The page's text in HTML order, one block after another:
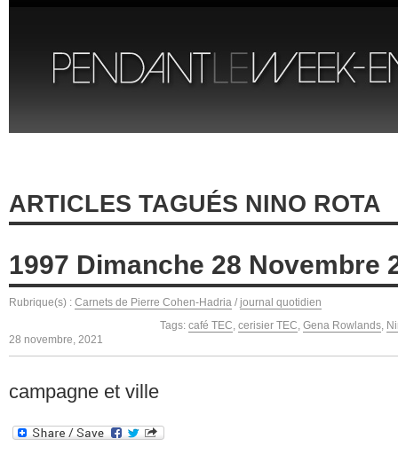
ARTICLES TAGUÉS NINO ROTA
1997 Dimanche 28 Novembre
Rubrique(s) : Carnets de Pierre Cohen-Hadria / journal quotidien
Tags: café TEC, cerisier TEC, Gena Rowlands,
28 novembre, 2021
campagne et ville